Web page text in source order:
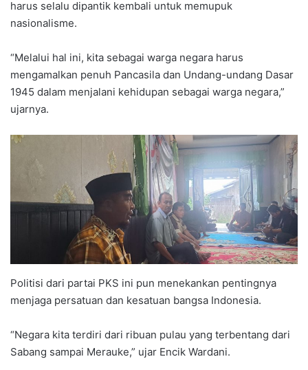
harus selalu dipantik kembali untuk memupuk
nasionalisme.
“Melalui hal ini, kita sebagai warga negara harus
mengamalkan penuh Pancasila dan Undang-undang Dasar
1945 dalam menjalani kehidupan sebagai warga negara,”
ujarnya.
Politisi dari partai PKS ini pun menekankan pentingnya
menjaga persatuan dan kesatuan bangsa Indonesia.
“Negara kita terdiri dari ribuan pulau yang terbentang dari
Sabang sampai Merauke,” ujar Encik Wardani.